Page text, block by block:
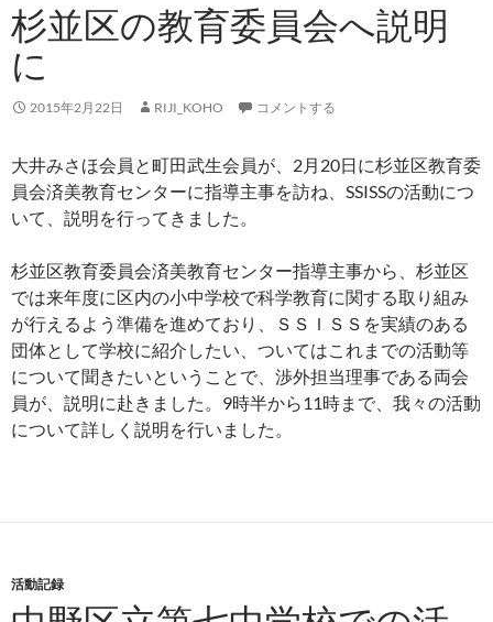
杉並区の教育委員会へ説明
に
2015年2月22日 RIJI_KOHO コメントする
大井みさほ会員と町田武生会員が、2月20日に杉並区教育委
員会済美教育センターに指導主事を訪ね、SSISSの活動につ
いて、説明を行ってきました。
杉並区教育委員会済美教育センター指導主事から、杉並区
では来年度に区内の小中学校で科学教育に関する取り組み
が行えるよう準備を進めており、ＳＳＩＳＳを実績のある
団体として学校に紹介したい、ついてはこれまでの活動等
について聞きたいということで、渉外担当理事である両会
員が、説明に赴きました。9時半から11時まで、我々の活動
について詳しく説明を行いました。
活動記録